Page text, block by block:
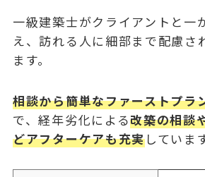
一級建築士がクライアントと一
え、訪れる人に細部まで配慮さ
ます。
相談から簡単なファーストプラ
で、経年劣化による改築の相談
どアフターケアも充実していま